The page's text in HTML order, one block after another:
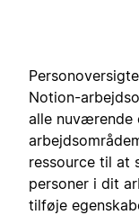
Notion-
alle nuværende
ressource til at
personer i dit
tilføje